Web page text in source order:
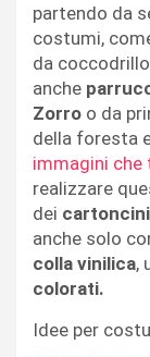
partendo da
costumi,
da
anche
Zorro o da
della foresta
immagini che
realizzare
dei
anche solo
colla vinilica,
colorati.
Idee per